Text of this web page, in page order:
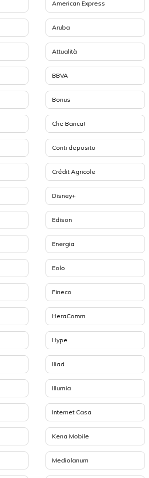
American Express
Aruba
Attualità
BBVA
Bonus
Che Banca!
Conti deposito
Crédit Agricole
Disney+
Edison
Energia
Eolo
Fineco
HeraComm
Hype
Iliad
Illumia
Internet Casa
Kena Mobile
Mediolanum